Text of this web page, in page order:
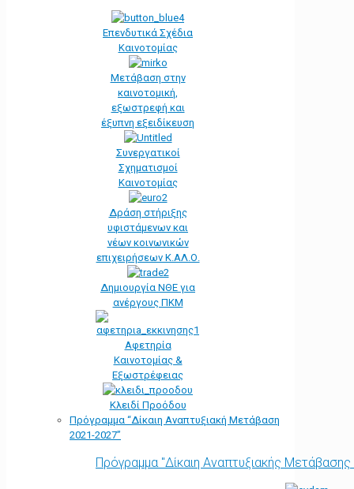
Επενδυτικά Σχέδια
Καινοτομίας
Μετάβαση στην
καινοτομική,
εξωστρεφή και
έξυπνη εξειδίκευση
Συνεργατικοί
Σχηματισμοί
Καινοτομίας
Δράση στήριξης
υφιστάμενων και
νέων κοινωνικών
επιχειρήσεων Κ.ΑΛ.Ο.
Δημιουργία ΝΘΕ για
ανέργους ΠΚΜ
Αφετηρία
Kαινοτομίας &
Εξωστρέφειας
Κλειδί Προόδου
Πρόγραμμα “Δίκαιη Αναπτυξιακή Μετάβαση
2021-2027”
Πρόγραμμα "Δίκαιη Αναπτυξιακής